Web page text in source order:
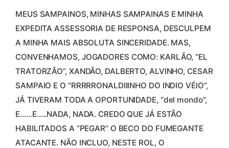
MEUS SAMPAINOS, MINHAS SAMPAINAS E MINHA
EXPEDITA ASSESSORIA DE RESPONSA, DESCULPEM
A MINHA MAIS ABSOLUTA SINCERIDADE. MAS,
CONVENHAMOS, JOGADORES COMO: KARLÃO, “EL
TRATORZÃO”, XANDÃO, DALBERTO, ALVINHO, CESAR
SAMPAIO E O “RRRRRONALDIIINHO DO INDIO VÉIO”,
JÁ TIVERAM TODA A OPORTUNIDADE, “del mondo”,
E……E…..NADA, NADA. CREDO QUE JÁ ESTÃO
HABILITADOS A “PEGAR” O BECO DO FUMEGANTE
ATACANTE. NÃO INCLUO, NESTE ROL, O